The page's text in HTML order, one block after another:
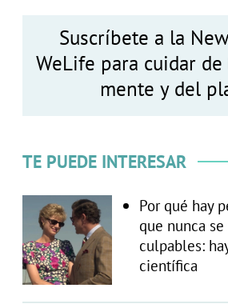
Suscríbete a la
WeLife para cuidar
mente y del
TE PUEDE INTERESAR
Por qué hay
que nunca
culpables:
científica